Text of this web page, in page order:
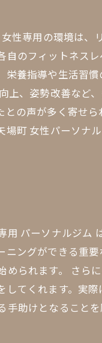
性専用の環境は、
のフィットネス
養指導や生活習
、姿勢改善など
の声が多く寄せ
町 女性パーソナ
パーソナルジム
ングができる重
られます。 さら
てくれます。実
助けとなることを